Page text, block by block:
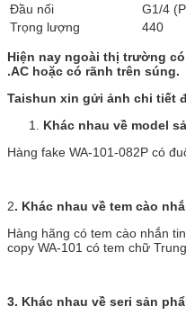
Đầu nối
G1/4
Trọng lượng
440
Hiện nay ngoài thị trường
.AC hoặc có rãnh trên súng.
Taishun xin gửi ảnh chi tiết
Khác nhau về model
Hàng fake WA-101-082P có
2. Khác nhau về tem cào
Hàng hãng có tem cào nhắn
copy WA-101 có tem chữ
3. Khác nhau về seri sản